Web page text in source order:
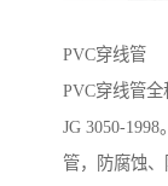
PVC穿线管
PVC穿线管全
JG 3050-
管，防腐蚀、